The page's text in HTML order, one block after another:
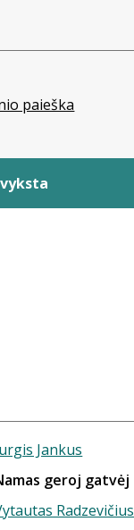
paieška
Jankus
geroj gatvėj
Radzevičius